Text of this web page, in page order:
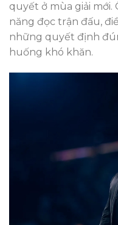
quyết ở mùa giải
năng đọc trận đấu,
những quyết định
huống khó khăn.